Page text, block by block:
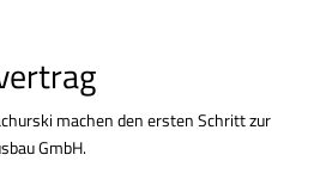
machen den ersten Schritt zur
GmbH.